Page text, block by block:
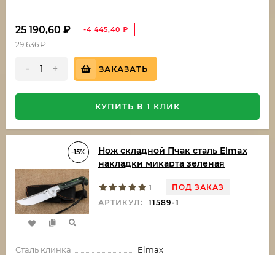
25 190,60 ₽ -4 445,40 ₽
29 636₽
- + ЗАКАЗАТЬ
КУПИТЬ В 1 КЛИК
-15%
Нож складной Пчак сталь Elmax
накладки микарта зеленая
1
ПОД ЗАКАЗ
АРТИКУЛ:
11589-1
Сталь клинка
Elmax